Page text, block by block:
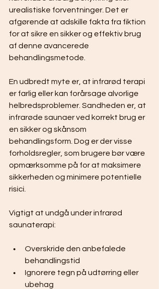
urealistiske forventninger. Det er
afgørende at adskille fakta fra fiktion
for at sikre en sikker og effektiv brug
af denne avancerede
behandlingsmetode.
En udbredt myte er, at infrarød terapi
er farlig eller kan forårsage alvorlige
helbredsproblemer. Sandheden er, at
infrarøde saunaer ved korrekt brug er
en sikker og skånsom
behandlingsform. Dog er der visse
forholdsregler, som brugere bør være
opmærksomme på for at maksimere
sikkerheden og minimere potentielle
risici.
Vigtigt at undgå under infrarød
saunaterapi:
Overskride den anbefalede
behandlingstid
Ignorere tegn på udtørring eller
ubehag